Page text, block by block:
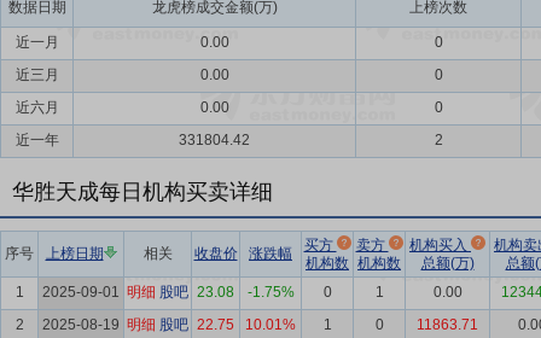
数据日期 龙虎榜成交金额(万) 上榜次数
近一月 0.00
0
近三月
0.00
0
近六月
0.00
0
近一年
331804.42 2
华胜天成每日机构买卖详细
序号 上榜日期 相关 收盘价 涨跌幅
买方
机构数
卖方
机构数
机构买入
总额(万)
机构
总额
1
2025-09-01 明细 股吧 23.08 -1.75% 0 1 0.00
2
2025-08-19 明细 股吧 22.75 10.01% 1 0 11863.71